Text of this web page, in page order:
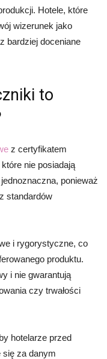
Hotele, które
wizerunek jako
bardziej doceniane
to
z certyfikatem
nie posiadają
ponieważ
standardów
i rygorystyczne, co
produktu.
i nie gwarantują
czy trwałości
hotelarze przed
się za danym